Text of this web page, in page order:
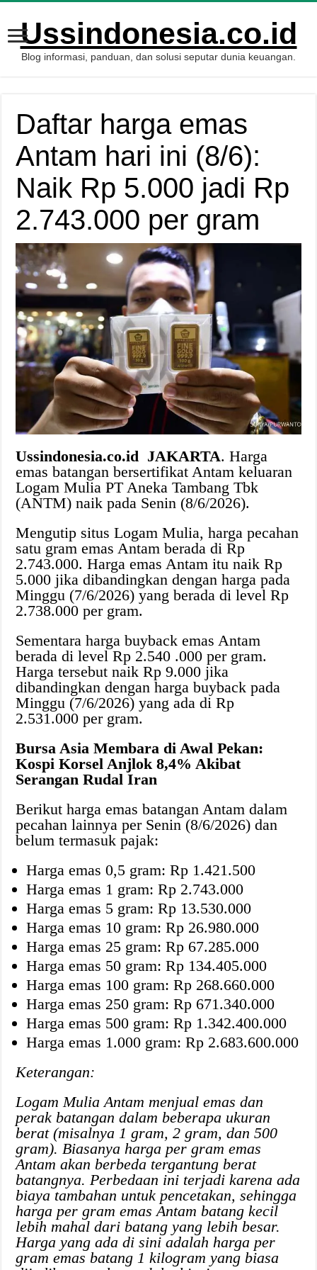
Ussindonesia.co.id
Blog informasi, panduan, dan solusi seputar dunia keuangan.
Daftar harga emas
Antam hari ini (8/6):
Naik Rp 5.000 jadi Rp
2.743.000 per gram
Ussindonesia.co.id JAKARTA. Harga
emas batangan bersertifikat Antam keluaran
Logam Mulia PT Aneka Tambang Tbk
(ANTM) naik pada Senin (8/6/2026).
Mengutip situs Logam Mulia, harga pecahan
satu gram emas Antam berada di Rp
2.743.000. Harga emas Antam itu naik Rp
5.000 jika dibandingkan dengan harga pada
Minggu (7/6/2026) yang berada di level Rp
2.738.000 per gram.
Sementara harga buyback emas Antam
berada di level Rp 2.540 .000 per gram.
Harga tersebut naik Rp 9.000 jika
dibandingkan dengan harga buyback pada
Minggu (7/6/2026) yang ada di Rp
2.531.000 per gram.
Bursa Asia Membara di Awal Pekan:
Kospi Korsel Anjlok 8,4% Akibat
Serangan Rudal Iran
Berikut harga emas batangan Antam dalam
pecahan lainnya per Senin (8/6/2026) dan
belum termasuk pajak:
Harga emas 0,5 gram: Rp 1.421.500
Harga emas 1 gram: Rp 2.743.000
Harga emas 5 gram: Rp 13.530.000
Harga emas 10 gram: Rp 26.980.000
Harga emas 25 gram: Rp 67.285.000
Harga emas 50 gram: Rp 134.405.000
Harga emas 100 gram: Rp 268.660.000
Harga emas 250 gram: Rp 671.340.000
Harga emas 500 gram: Rp 1.342.400.000
Harga emas 1.000 gram: Rp 2.683.600.000
Keterangan:
Logam Mulia Antam menjual emas dan
perak batangan dalam beberapa ukuran
berat (misalnya 1 gram, 2 gram, dan 500
gram). Biasanya harga per gram emas
Antam akan berbeda tergantung berat
batangnya. Perbedaan ini terjadi karena ada
biaya tambahan untuk pencetakan, sehingga
harga per gram emas Antam batang kecil
lebih mahal dari batang yang lebih besar.
Harga yang ada di sini adalah harga per
gram emas batang 1 kilogram yang biasa